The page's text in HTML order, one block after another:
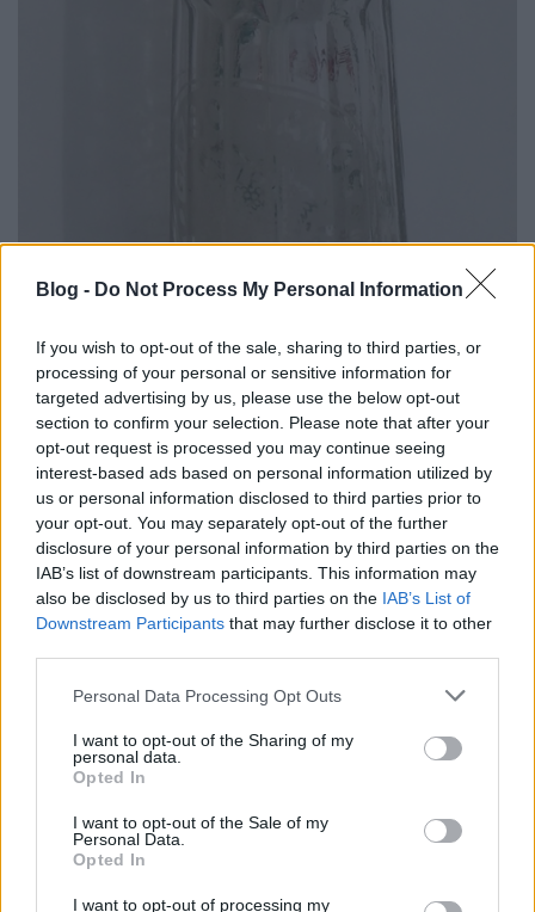
Blog - Do Not Process My Personal Information
If you wish to opt-out of the sale, sharing to third parties, or
processing of your personal or sensitive information for
targeted advertising by us, please use the below opt-out
section to confirm your selection. Please note that after your
opt-out request is processed you may continue seeing
interest-based ads based on personal information utilized by
us or personal information disclosed to third parties prior to
your opt-out. You may separately opt-out of the further
disclosure of your personal information by third parties on the
IAB’s list of downstream participants. This information may
also be disclosed by us to third parties on the IAB’s List of
Downstream Participants that may further disclose it to other
Please note that this website/app uses one or more Google
not limited to your visit or usage behaviour. You may click to
grant or deny consent to Google and its third-party tags to
use your data for below specified purposes in below Google
consent section.
Personal Data Processing Opt Outs
I want to opt-out of the Sharing of my
personal data.
Opted In
I want to opt-out of the Sale of my
Personal Data.
Opted In
I want to opt-out of processing my
Fém fejrész "ANNA SZIKVIZGYÁR CSABACSŰD" véset -
turul madár fej kiömlőcső